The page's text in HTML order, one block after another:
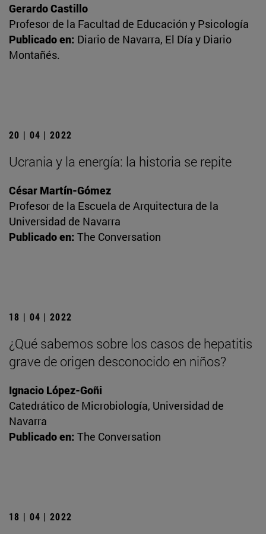
Gerardo Castillo
Profesor de la Facultad de Educación y Psicología
Publicado en: Diario de Navarra, El Día y Diario
Montañés.
20 | 04 | 2022
Ucrania y la energía: la historia se repite
César Martín-Gómez
Profesor de la Escuela de Arquitectura de la
Universidad de Navarra
Publicado en: The Conversation
18 | 04 | 2022
¿Qué sabemos sobre los casos de hepatitis
grave de origen desconocido en niños?
Ignacio López-Goñi
Catedrático de Microbiología, Universidad de
Navarra
Publicado en: The Conversation
18 | 04 | 2022